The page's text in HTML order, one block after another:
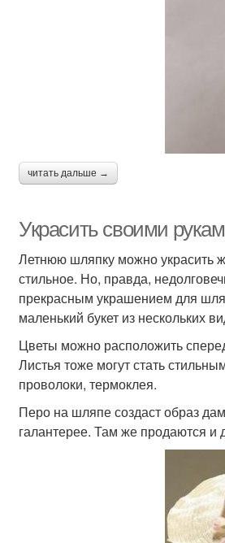
читать дальше →
Украсить своими
Летнюю шляпку можно украсить
стильное. Но, правда,
прекрасным украшением для
маленький букет из нескольких
Цветы можно расположить
Листья тоже могут стать
проволоки, термоклея.
Перо на шляпе создаст образ
галантерее. Там же продаются и